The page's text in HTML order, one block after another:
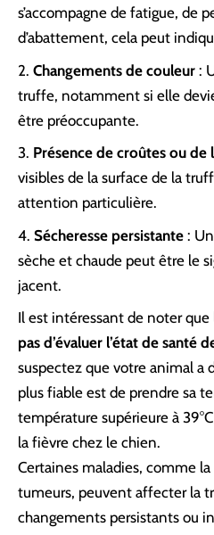
s’accompagne de fatigue, de
d’abattement, cela peut
Changements de couleur :
truffe, notamment si elle
être préoccupante.
Présence de croûtes ou de
visibles de la surface de la
attention particulière.
Sécheresse persistante :
sèche et chaude peut être le
jacent.
Il est intéressant de noter que
pas d’évaluer l’état de santé
suspectez que votre animal a
plus fiable est de prendre sa
température supérieure à
la fièvre chez le chien.
Certaines maladies, comme
tumeurs, peuvent affecter la
changements persistants ou